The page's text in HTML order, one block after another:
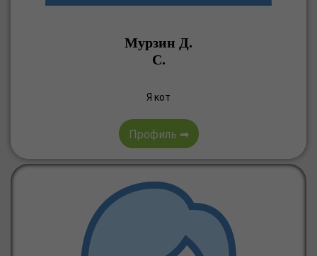
Мурзин Д.
С.
Я кот
Профиль ➡